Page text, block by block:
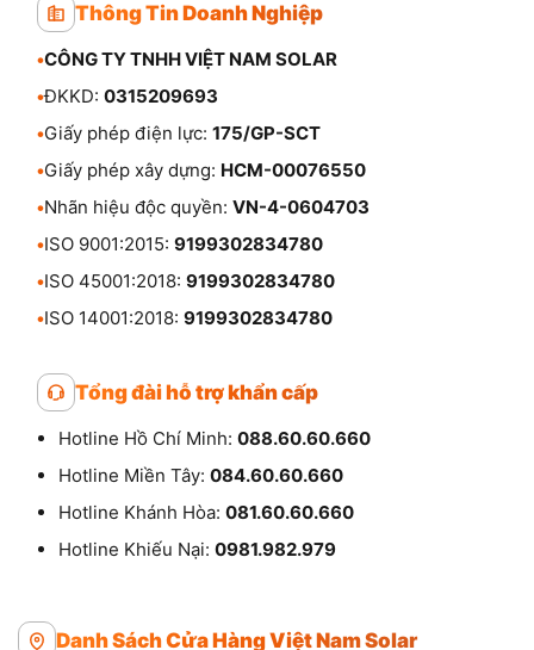
Thông Tin Doanh Nghiệp
•CÔNG TY TNHH VIỆT NAM SOLAR
•ĐKKD: 0315209693
•Giấy phép điện lực: 175/GP-SCT
•Giấy phép xây dựng: HCM-00076550
•Nhãn hiệu độc quyền: VN-4-0604703
•ISO 9001:2015: 9199302834780
•ISO 45001:2018: 9199302834780
•ISO 14001:2018: 9199302834780
Tổng đài hỗ trợ khẩn cấp
Hotline Hồ Chí Minh: 088.60.60.660
Hotline Miền Tây: 084.60.60.660
Hotline Khánh Hòa: 081.60.60.660
Hotline Khiếu Nại: 0981.982.979
Danh Sách Cửa Hàng Việt Nam Solar